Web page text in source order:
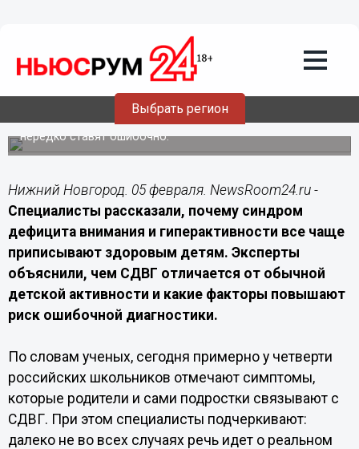
Выбрать регион
Почему в Нижнем Новгороде все чаще
путают активных детей с СДВГ
Ученые объяснили, по каким признакам синдром
отличают от обычной активности и почему диагноз
нередко ставят ошибочно.
Нижний Новгород. 05 февраля. NewsRoom24.ru -
Специалисты рассказали, почему синдром
дефицита внимания и гиперактивности все чаще
приписывают здоровым детям. Эксперты
объяснили, чем СДВГ отличается от обычной
детской активности и какие факторы повышают
риск ошибочной диагностики.
По словам ученых, сегодня примерно у четверти
российских школьников отмечают симптомы,
которые родители и сами подростки связывают с
СДВГ. При этом специалисты подчеркивают:
далеко не во всех случаях речь идет о реальном